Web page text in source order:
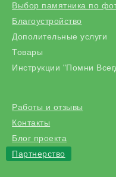
Выбор памятника по
Благоустройство
Дополительные услуги
Товары
Инструкции "Помни
Работы и отзывы
Контакты
Блог проекта
Партнерство